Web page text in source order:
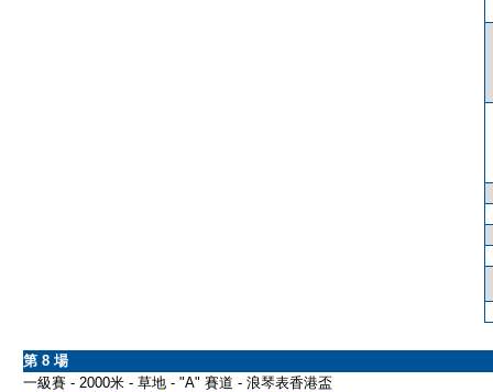
第 8 場
一級賽 - 2000米 - 草地 - "A" 賽道 - 浪琴表香港盃